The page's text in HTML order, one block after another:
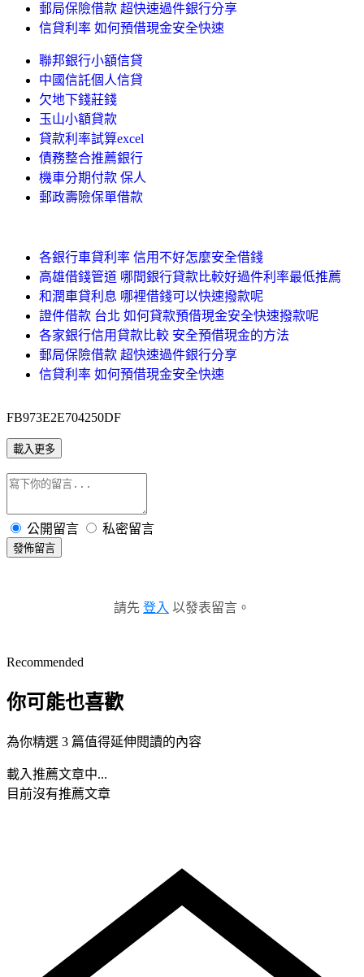
郵局保險借款 超快速過件銀行分享
信貸利率 如何預借現金安全快速
聯邦銀行小額信貸
中國信託個人信貸
欠地下錢莊錢
玉山小額貸款
貸款利率試算excel
債務整合推薦銀行
機車分期付款 保人
郵政壽險保單借款
各銀行車貸利率 信用不好怎麼安全借錢
高雄借錢管道 哪間銀行貸款比較好過件利率最低推薦
和潤車貸利息 哪裡借錢可以快速撥款呢
證件借款 台北 如何貸款預借現金安全快速撥款呢
各家銀行信用貸款比較 安全預借現金的方法
郵局保險借款 超快速過件銀行分享
信貸利率 如何預借現金安全快速
FB973E2E704250DF
載入更多
公開留言 私密留言
發佈留言
請先 登入 以發表留言。
Recommended
你可能也喜歡
為你精選 3 篇值得延伸閱讀的內容
載入推薦文章中...
目前沒有推薦文章